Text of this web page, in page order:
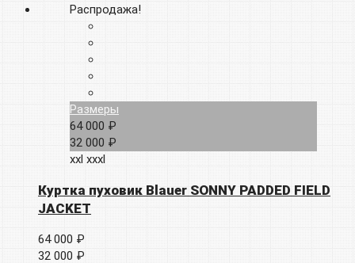
Распродажа!
Размеры
64 000 ₽
32 000 ₽
xxl xxxl
Куртка пуховик Blauer SONNY PADDED FIELD
JACKET
64 000 ₽
32 000 ₽